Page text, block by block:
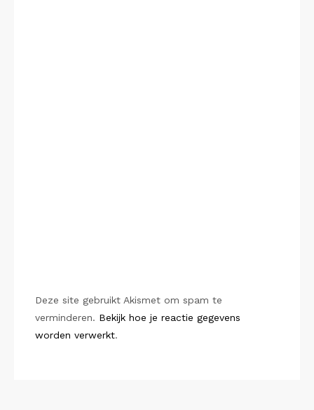
Deze site gebruikt Akismet om spam te
verminderen. Bekijk hoe je reactie gegevens
worden verwerkt.